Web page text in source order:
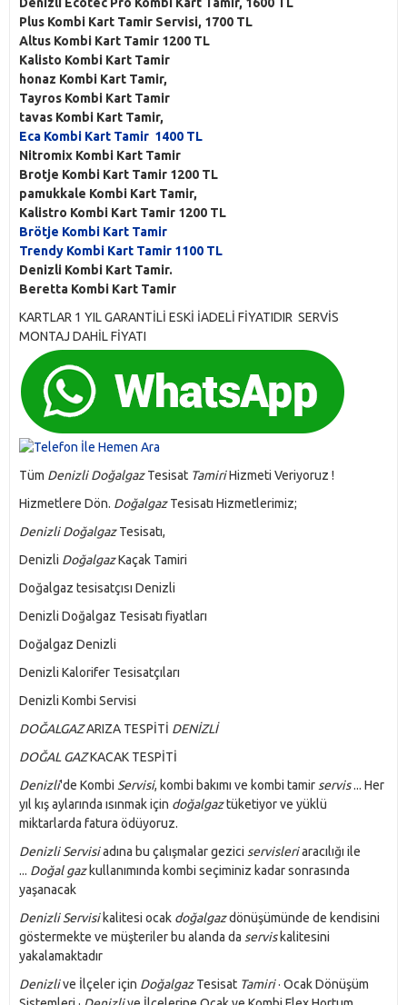
Plus Kombi Kart Tamir Servisi, 1700 TL
Altus Kombi Kart Tamir 1200 TL
Kalisto Kombi Kart Tamir
honaz Kombi Kart Tamir,
Tayros Kombi Kart Tamir
tavas Kombi Kart Tamir,
Eca Kombi Kart Tamir 1400 TL
Nitromix Kombi Kart Tamir
Brotje Kombi Kart Tamir 1200 TL
pamukkale Kombi Kart Tamir,
Kalistro Kombi Kart Tamir 1200 TL
Brötje Kombi Kart Tamir
Trendy Kombi Kart Tamir 1100 TL
Denizli Kombi Kart Tamir.
Beretta Kombi Kart Tamir
KARTLAR 1 YIL GARANTİLİ ESKİ İADELİ FİYATIDIR SERVİS
MONTAJ DAHİL FİYATI
Tüm Denizli DoğalgazTesisat TamiriHizmeti Veriyoruz !
Hizmetlere Dön. DoğalgazTesisatı Hizmetlerimiz;
Denizli DoğalgazTesisatı,
Denizli DoğalgazKaçak Tamiri
Doğalgaz tesisatçısı Denizli
Denizli Doğalgaz Tesisatı fiyatları
Doğalgaz Denizli
Denizli Kalorifer Tesisatçıları
Denizli Kombi Servisi
DOĞALGAZARIZA TESPİTİ DENİZLİ
DOĞAL GAZKACAK TESPİTİ
Denizli'de Kombi Servisi, kombi bakımı ve kombi tamir servis... Her
yıl kış aylarında ısınmak için doğalgaztüketiyor ve yüklü
miktarlarda fatura ödüyoruz.
Denizli Servisiadına bu çalışmalar gezici servisleriaracılığı ile
... Doğal gazkullanımında kombi seçiminiz kadar sonrasında
yaşanacak
Denizli Servisikalitesi ocak doğalgazdönüşümünde de kendisini
göstermekte ve müşteriler bu alanda da serviskalitesini
yakalamaktadır
Denizlive İlçeler için DoğalgazTesisat Tamiri· Ocak Dönüşüm